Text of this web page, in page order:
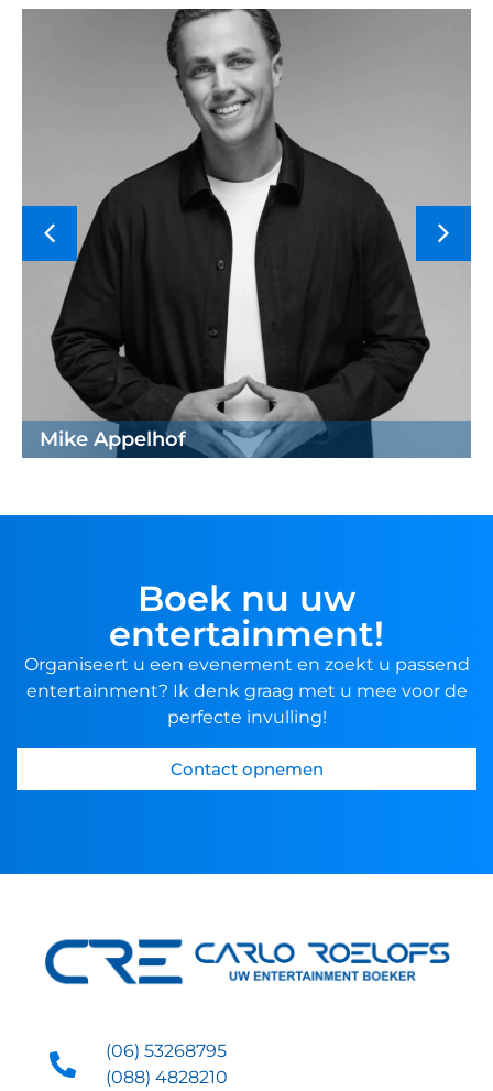
Mike Appelhof
Boek nu uw
entertainment!
Organiseert u een evenement en zoekt u passend
entertainment? Ik denk graag met u mee voor de
perfecte invulling!
Contact opnemen
(06) 53268795
(088) 4828210